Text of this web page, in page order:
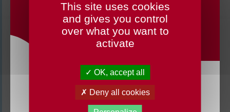
CHANGEMENTS HORAIRES
OUVERTURE MAIRIE
Du lundi 3 août au dimanche 23 août 2026, la
mairie déléguée de Chenillé-Changé adapte ses
This site uses cookies
and gives you control
over what you want to
activate
OK, accept all
Deny all cookies